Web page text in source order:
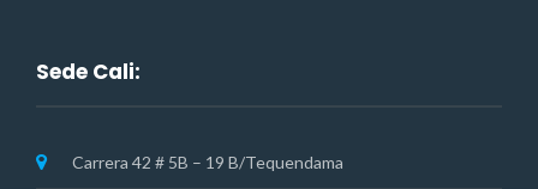
Sede Cali:
Carrera 42 # 5B – 19 B/Tequendama